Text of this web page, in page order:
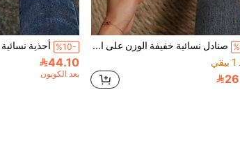
صنادل نسائية خفيفة الوزن على الطراز الفرنسي، بدون كعب، سهلة الارتداء، قاعدة ناعمة، مناسبة للربيع والصيف
%10-
44.10
بعد الكوبون